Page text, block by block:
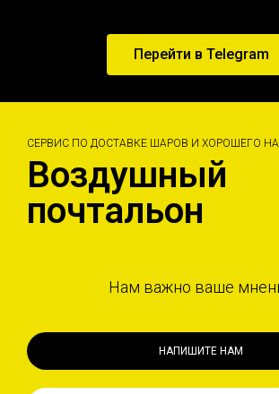
Перейти в Telegram
СЕРВИС ПО ДОСТАВКЕ ШАРОВ И ХОРОШЕГО
Воздушный
почтальон
Нам важно ваше
НАПИШИТЕ НАМ